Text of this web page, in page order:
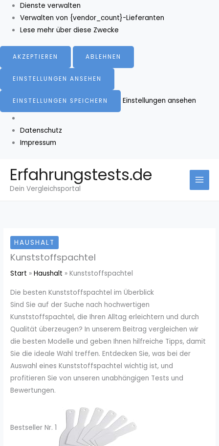
Dienste verwalten
Verwalten von {vendor_count}-Lieferanten
Lese mehr über diese Zwecke
AKZEPTIEREN ABLEHNEN
EINSTELLUNGEN ANSEHEN
EINSTELLUNGEN SPEICHERN Einstellungen ansehen
Datenschutz
Impressum
Inhalt
springen
Erfahrungstests.de
Dein Vergleichsportal
HAUSHALT
Kunststoffspachtel
Start Haushalt Kunststoffspachtel
Die besten Kunststoffspachtel im Überblick
Sind Sie auf der Suche nach hochwertigen
Kunststoffspachtel, die Ihren Alltag erleichtern und durch
Qualität überzeugen? In unserem Beitrag vergleichen wir
die besten Modelle und geben Ihnen hilfreiche Tipps, damit
Sie die ideale Wahl treffen. Entdecken Sie, was bei der
Auswahl eines Kunststoffspachtel wichtig ist, und
profitieren Sie von unseren unabhängigen Tests und
Bewertungen.
Bestseller Nr. 1